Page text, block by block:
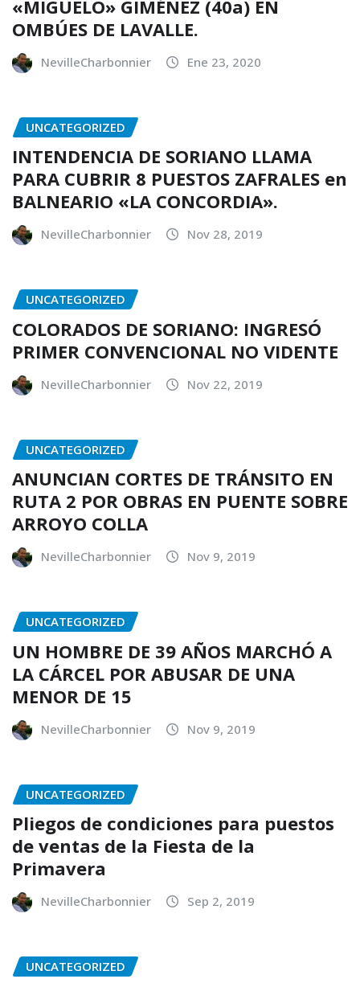
«MIGUELO» GIMÉNEZ (40a) EN
OMBÚES DE LAVALLE.
NevilleCharbonnier Ene 23, 2020
UNCATEGORIZED
INTENDENCIA DE SORIANO LLAMA
PARA CUBRIR 8 PUESTOS ZAFRALES en
BALNEARIO «LA CONCORDIA».
NevilleCharbonnier Nov 28, 2019
UNCATEGORIZED
COLORADOS DE SORIANO: INGRESÓ
PRIMER CONVENCIONAL NO VIDENTE
NevilleCharbonnier Nov 22, 2019
UNCATEGORIZED
ANUNCIAN CORTES DE TRÁNSITO EN
RUTA 2 POR OBRAS EN PUENTE SOBRE
ARROYO COLLA
NevilleCharbonnier Nov 9, 2019
UNCATEGORIZED
UN HOMBRE DE 39 AÑOS MARCHÓ A
LA CÁRCEL POR ABUSAR DE UNA
MENOR DE 15
NevilleCharbonnier Nov 9, 2019
UNCATEGORIZED
Pliegos de condiciones para puestos
de ventas de la Fiesta de la
Primavera
NevilleCharbonnier Sep 2, 2019
UNCATEGORIZED